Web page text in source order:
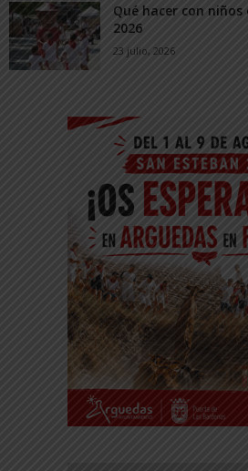
Qué hacer con
2026
23 julio, 2026